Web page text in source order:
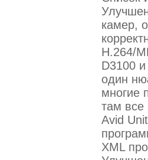
камер,
H.264/
D3100
один
многие
там все
Avid
XML